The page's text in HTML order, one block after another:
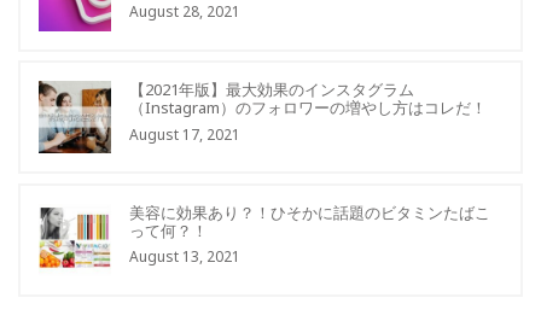
August 28, 2021
【2021年版】最大効果のインスタグラム
（Instagram）のフォロワーの増やし方はコレだ！
August 17, 2021
美容に効果あり？！ひそかに話題のビタミンたばこ
って何？！
August 13, 2021